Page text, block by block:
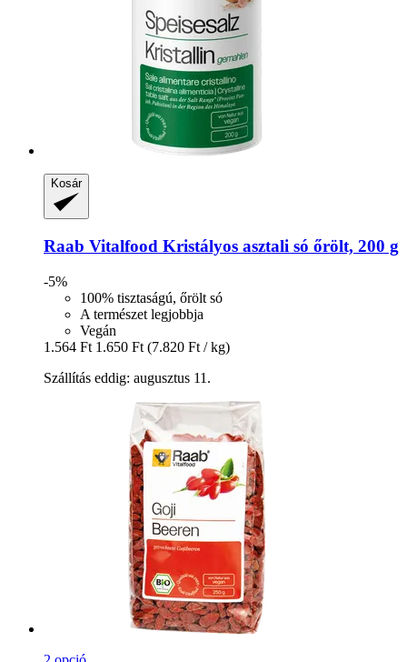
Kosár
Raab Vitalfood Kristályos asztali só őrölt, 200 g
-5%
100% tisztaságú, őrölt só
A természet legjobbja
Vegán
1.564 Ft 1.650 Ft (7.820 Ft / kg)
Szállítás eddig: augusztus 11.